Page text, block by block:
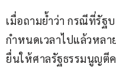
เมื่อถามย้ำว่า กรณีที่รัฐ
กำหนดเวลาไปแล้วหล
ยื่นให้ศาลรัฐธรรมนูญตี